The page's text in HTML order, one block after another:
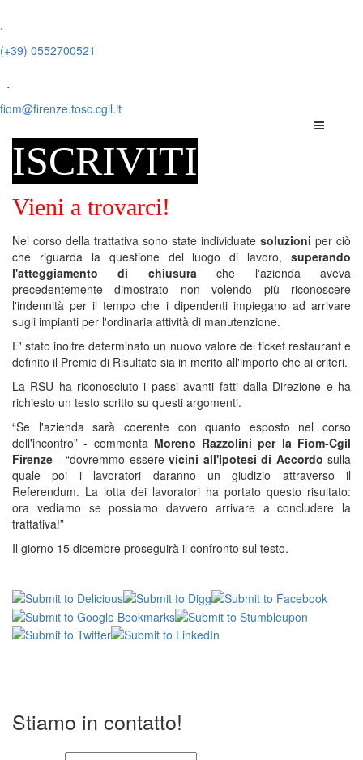
.
(+39) 0552700521
.
fiom@firenze.tosc.cgil.it
ISCRIVITI
Vieni a trovarci!
Nel corso della trattativa sono state individuate soluzioni per ciò
che riguarda la questione del luogo di lavoro, superando
l'atteggiamento di chiusurache l'azienda aveva
precedentemente dimostrato non volendo più riconoscere
l'indennità per il tempo che i dipendenti impiegano ad arrivare
sugli impianti per l'ordinaria attività di manutenzione.
E' stato inoltre determinato un nuovo valore del ticket restaurant e
definito il Premio di Risultato sia in merito all'importo che ai criteri.
La RSU ha riconosciuto i passi avanti fatti dalla Direzione e ha
richiesto un testo scritto su questi argomenti.
“Se l'azienda sarà coerente con quanto esposto nel corso
dell'incontro” - commentaMoreno Razzolini per la Fiom-Cgil
Firenze - “dovremmo essere vicini all'Ipotesi di Accordo sulla
quale poi i lavoratori daranno un giudizio attraverso il
Referendum. La lotta dei lavoratori ha portato questo risultato:
ora vediamo se possiamo davvero arrivare a concludere la
trattativa!”
Il giorno 15 dicembre proseguirà il confronto sul testo.
Stiamo in contatto!